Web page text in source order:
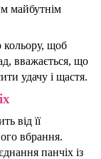
майбутнім
кольору, щоб
вважається, що
удачу і щастя.
від її
вбрання.
панчіх із